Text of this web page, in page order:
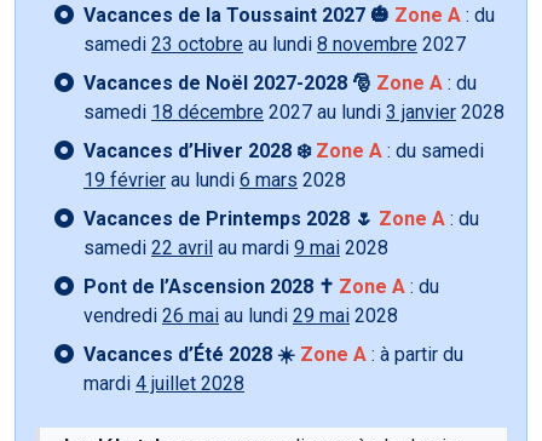
Vacances de la Toussaint 2027 🎃 Zone A : du
samedi 23 octobre au lundi 8 novembre 2027
Vacances de Noël 2027-2028 🎅 Zone A : du
samedi 18 décembre 2027 au lundi 3 janvier 2028
Vacances d’Hiver 2028 ❄️ Zone A : du samedi
19 février au lundi 6 mars 2028
Vacances de Printemps 2028 🌷 Zone A : du
samedi 22 avril au mardi 9 mai 2028
Pont de l’Ascension 2028 ✝️ Zone A : du
vendredi 26 mai au lundi 29 mai 2028
Vacances d’Été 2028 ☀️ Zone A : à partir du
mardi 4 juillet 2028